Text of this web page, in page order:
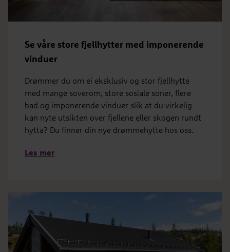
Se våre store fjellhytter med imponerende
vinduer
Drømmer du om ei eksklusiv og stor fjellhytte
med mange soverom, store sosiale soner, flere
bad og imponerende vinduer slik at du virkelig
kan nyte utsikten over fjellene eller skogen rundt
hytta? Du finner din nye drømmehytte hos oss.
Les mer